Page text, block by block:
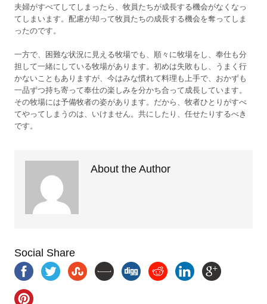
夫婦がすべてしてしまったら、牧員たちが成長する機会がなくなっ
てしまいます。配慮が却って牧員たちの成長する機会を奪ってしま
ったのです。
一方で、困難な状況に見える牧場でも、順々に牧場をし、奉仕も分
担して一緒にしている牧場があります。初めは失敗もし、うまく行
かないこともありますが、今はみな慣れて料理も上手で、おかずも
一品ずつ持ち寄って奉仕の楽しみを分かち合って成長しています。
その牧場には予備牧者の姿があります。だから、牧者ひとりがすべ
てやってしまうのは、いけません。共にしたり、任せたりするべき
です。
About the Author
Social Share